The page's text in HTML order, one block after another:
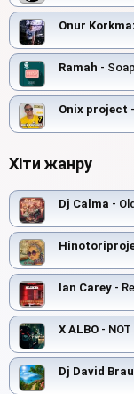
Onur
Ramah - Soap
Onix project
Хіти жанру
Dj Calma -
Ian Carey -
X ALBO - NOT
Dj David